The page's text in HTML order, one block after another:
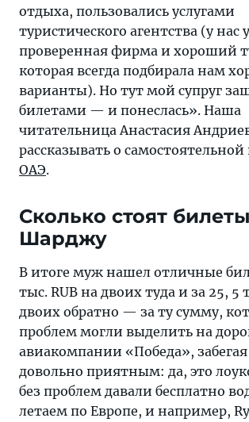
двоих
обратно —
за
ту
сумму,
которую
мы
без
проблем
выделить
на
дорогу.
Рейс
авиакомпании
«Победа»
отдыха, пользовались услугами
туристического агентства (у нас
проверенная фирма и хороший
которая всегда подбирала нам
варианты). Но тут мой супруг
билетами — и понеслась». Наша
читательница Анастасия
рассказывать о самостоятельной
ОАЭ.
Сколько стоят
Шарджу
В итоге муж нашел отличные
тыс. RUB на двоих туда и за 25, 5
двоих обратно — за ту сумму,
проблем могли выделить на
авиакомпании «Победа»,
довольно приятным: да, это
без проблем давали бесплатно
летаем по Европе, и например,